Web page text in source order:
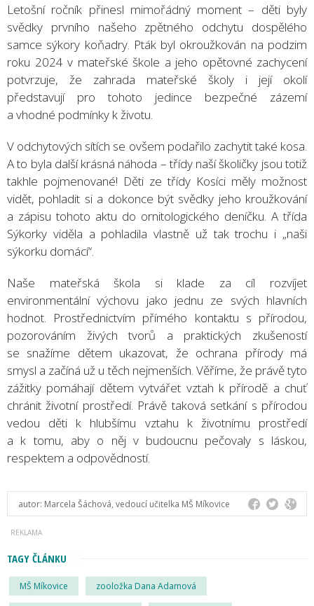
Letošní ročník přinesl mimořádný moment – děti byly
svědky prvního našeho zpětného odchytu dospělého
samce sýkory koňadry. Pták byl okroužkován na podzim
roku 2024 v mateřské škole a jeho opětovné zachycení
potvrzuje, že zahrada mateřské školy i její okolí
představují pro tohoto jedince bezpečné zázemí
a vhodné podmínky k životu.
V odchytových sítích se ovšem podařilo zachytit také kosa.
A to byla další krásná náhoda – třídy naší školičky jsou totiž
takhle pojmenované! Děti ze třídy Kosíci měly možnost
vidět, pohladit si a dokonce být svědky jeho kroužkování
a zápisu tohoto aktu do ornitologického deníčku. A třída
Sýkorky viděla a pohladila vlastně už tak trochu i „naši
sýkorku domácí“.
Naše mateřská škola si klade za cíl rozvíjet
environmentální výchovu jako jednu ze svých hlavních
hodnot. Prostřednictvím přímého kontaktu s přírodou,
pozorováním živých tvorů a praktických zkušeností
se snažíme dětem ukazovat, že ochrana přírody má
smysl a začíná už u těch nejmenších. Věříme, že právě tyto
zážitky pomáhají dětem vytvářet vztah k přírodě a chuť
chránit životní prostředí. Právě taková setkání s přírodou
vedou děti k hlubšímu vztahu k životnímu prostředí
a k tomu, aby o něj v budoucnu pečovaly s láskou,
respektem a odpovědností.
autor: Marcela Šáchová, vedoucí učitelka MŠ Míkovice
TAGY ČLÁNKU
MŠ Míkovice zooložka Dana Adamová